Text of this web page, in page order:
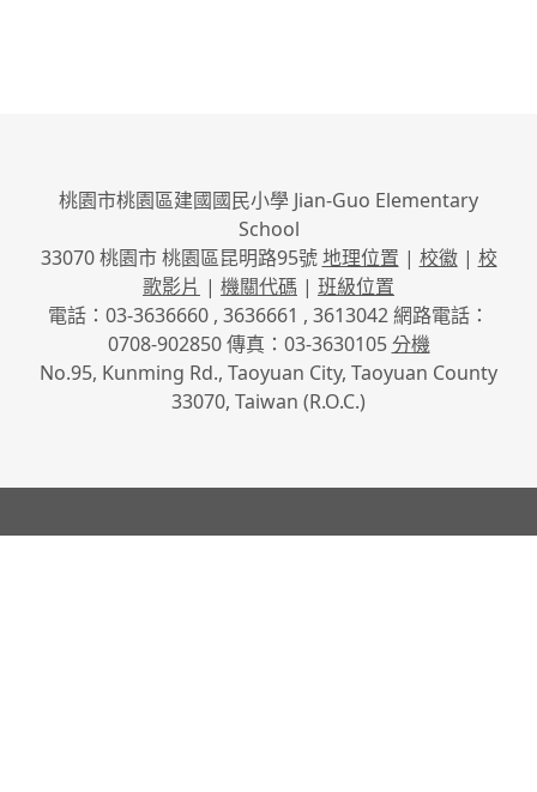
桃園市桃園區建國國民小學 Jian-Guo Elementary
School
33070 桃園市 桃園區昆明路95號地理位置 | 校徽| 校
歌影片 | 機關代碼 | 班級位置
電話：03-3636660 , 3636661 , 3613042 網路電話：
0708-902850 傳真：03-3630105分機
No.95, Kunming Rd., Taoyuan City, Taoyuan County
33070, Taiwan (R.O.C.)